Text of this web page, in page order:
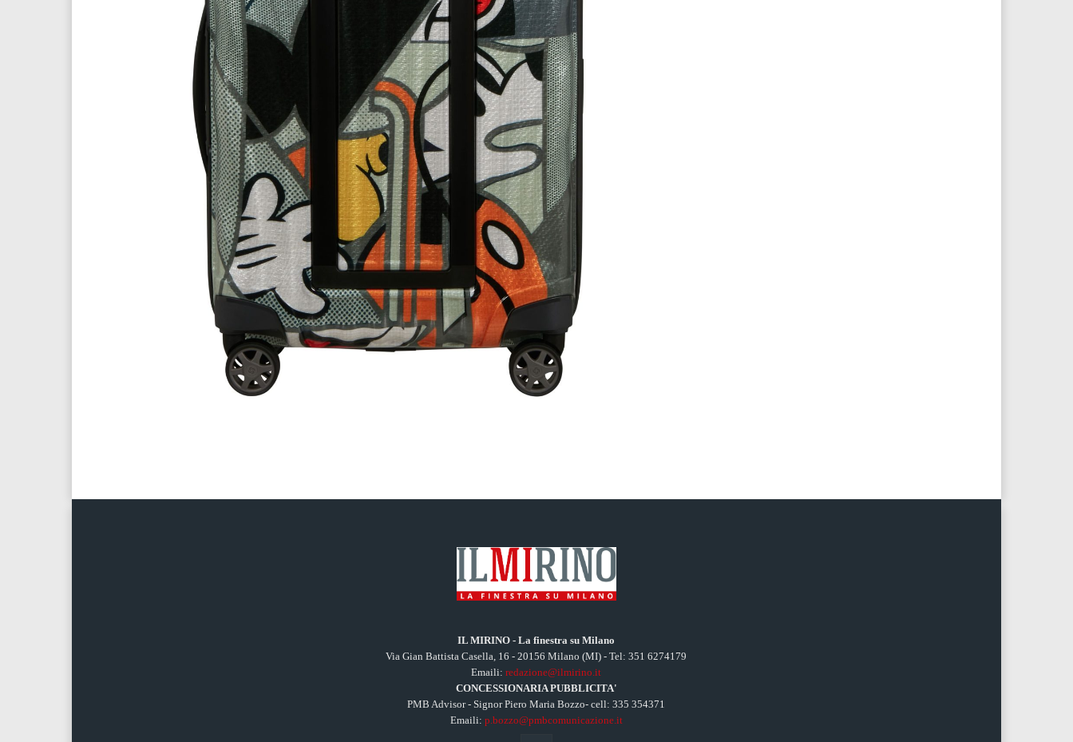
IL MIRINO - La finestra su Milano
Via Gian Battista Casella, 16 - 20156 Milano (MI) - Tel: 351 6274179
Emaili:redazione@ilmirino.it
CONCESSIONARIA PUBBLICITA'
PMB Advisor - Signor Piero Maria Bozzo- cell: 335 354371
Emaili: p.bozzo@pmbcomunicazione.it